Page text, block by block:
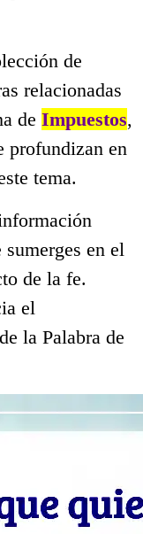
de
relacionadas
de Impuestos,
profundizan en
tema.
en el
de la fe.
el
la Palabra de